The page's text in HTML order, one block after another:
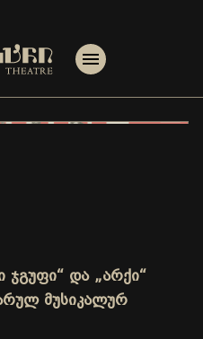
ჯგუფი“ და „არქი“
მუსიკალურ